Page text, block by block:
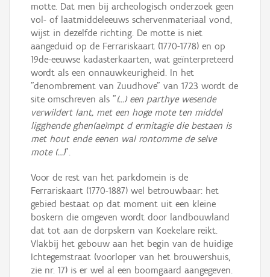
motte. Dat men bij archeologisch onderzoek geen
vol- of laatmiddeleeuws schervenmateriaal vond,
wijst in dezelfde richting. De motte is niet
aangeduid op de Ferrariskaart (1770-1778) en op
19de-eeuwse kadasterkaarten, wat geïnterpreteerd
wordt als een onnauwkeurigheid. In het
"denombrement van Zuudhove" van 1723 wordt de
site omschreven als "(…) een parthye wesende
verwildert lant, met een hoge mote ten middel
ligghende ghen(ae)mpt d ermitagie die bestaen is
met hout ende eenen wal rontomme de selve
mote (…)".
Voor de rest van het parkdomein is de
Ferrariskaart (1770-1887) wel betrouwbaar: het
gebied bestaat op dat moment uit een kleine
boskern die omgeven wordt door landbouwland
dat tot aan de dorpskern van Koekelare reikt.
Vlakbij het gebouw aan het begin van de huidige
Ichtegemstraat (voorloper van het brouwershuis,
zie nr. 17) is er wel al een boomgaard aangegeven.